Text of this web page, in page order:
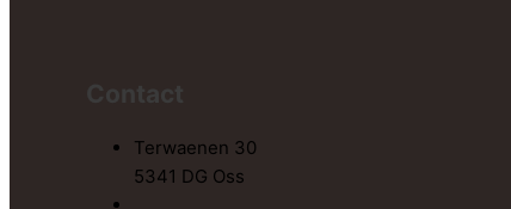
Terwaenen 30
5341 DG Oss